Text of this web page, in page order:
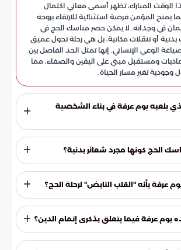
الوقت المبارك، تظهر أسمى معاني اكتمال
يمنح المؤمن فرصة استثنائية للارتقاء بروحه
في وجدانه. لا يمكن حصر مناسك الحج في
بدنية أو تنقلات مكانية، بل هي رحلة تحول عميق
الوعي الإنساني. إنها تمثل الحد الفاصل بين
ومستقبل مبني على اليقين والصفاء، مما
وجودية تغير مسار الحياة.
يلعبه يوم عرفة في بناء الشخصية
إتمام النعمة الربانية. تمنح هذه الوقفة
للارتقاء الروحي وتثبيت ميثاق الإيمان في
الحج كونها مجرد شعائر بدنية؟
مجرد انتقال مكاني. إنها تمثل الفاصل الزمني
بالماديات ومستقبل يرتكز على اليقين
عرفة بأنه "القلب النابض" لرحلة الحج؟
المؤمنين في مشهد إيماني مهيب. في هذا
بين ملايين المسلمين وتتجلى وحدة الأمة
يوم عرفة فيما يتعلق بذكرى إتمام الدين؟